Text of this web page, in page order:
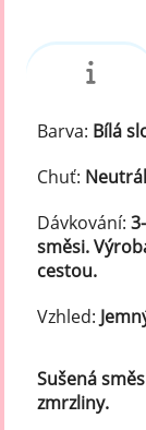
Barva: Bílá
Chuť:
Dávkování:
směsi.
cestou.
Vzhled:
Sušená
zmrzliny.